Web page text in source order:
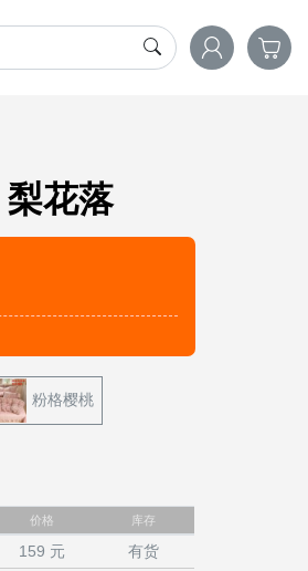
梨花落
粉格樱桃
价格 库存
159 元 有货